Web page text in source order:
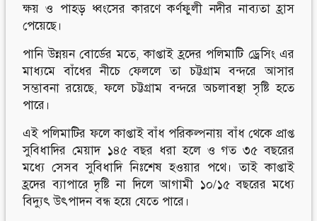
ক্ষয় ও পাহড় ধ্বংসের কারণে কর্ণফুলী নদীর নাব্যতা হ্রাস
পেয়েছে।
পানি উন্নয়ন বোর্ডের মতে, কাপ্তাই হ্রদের পলিমাটি ড্রেসিং এর
মাধ্যমে বাঁধের নীচে ফেললে তা চট্টগ্রাম বন্দরে আসার
সম্ভাবনা রয়েছে, ফলে চট্টগ্রাম বন্দরে অচলাবস্থা সৃষ্টি হতে
পারে।
এই পলিমাটির ফলে কাপ্তাই বাঁধ পরিকল্পনায় বাঁধ থেকে প্রাপ্ত
সুবিধাদির মেয়াদ ১৪৫ বছর ধরা হলে ও গত ৩৫ বছরের
মধ্যে সেসব সুবিধাদি নিঃশেষ হওয়ার পথে। তাই কাপ্তাই
হ্রদের ব্যাপারে দৃষ্টি না দিলে আগামী ১০/১৫ বছরের মধ্যে
বিদ্যুৎ উৎপাদন বন্ধ হয়ে যেতে পারে।